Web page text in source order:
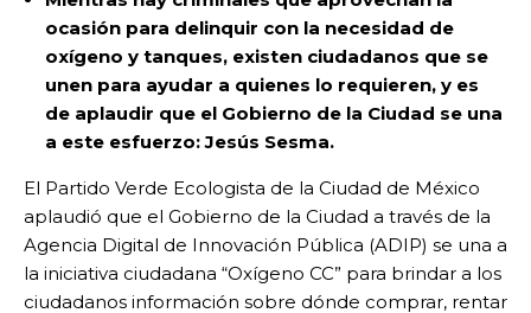
ocasión para delinquir con la necesidad de
oxígeno y tanques, existen ciudadanos que se
unen para ayudar a quienes lo requieren, y es
de aplaudir que el Gobierno de la Ciudad se una
a este esfuerzo: Jesús Sesma.
El Partido Verde Ecologista de la Ciudad de México
aplaudió que el Gobierno de la Ciudad a través de la
Agencia Digital de Innovación Pública (ADIP) se una a
la iniciativa ciudadana “Oxígeno CC” para brindar a los
ciudadanos información sobre dónde comprar, rentar